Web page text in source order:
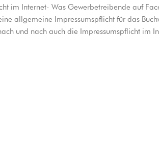
im Internet- Was Gewerbetreibende auf
allgemeine Impressumspflicht für das
und nach auch die Impressumspflicht im